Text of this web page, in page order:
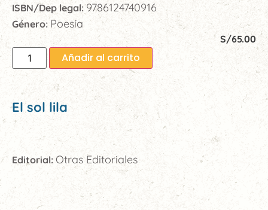
ISBN/Dep legal:9786124740916
Género: Poesía
S/65.00
Añadir al carrito
El sol lila
Editorial: Otras Editoriales